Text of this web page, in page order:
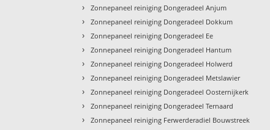
› Zonnepaneel reiniging Dongeradeel Anjum
› Zonnepaneel reiniging Dongeradeel Dokkum
› Zonnepaneel reiniging Dongeradeel Ee
› Zonnepaneel reiniging Dongeradeel Hantum
› Zonnepaneel reiniging Dongeradeel Holwerd
› Zonnepaneel reiniging Dongeradeel Metslawier
› Zonnepaneel reiniging Dongeradeel Oosternijkerk
› Zonnepaneel reiniging Dongeradeel Ternaard
› Zonnepaneel reiniging Ferwerderadiel Bouwstreek